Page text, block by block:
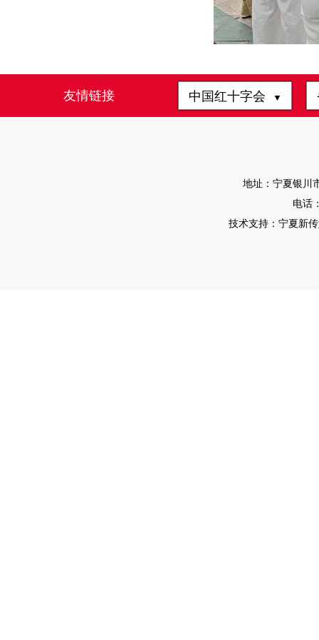
友情链接 中国红十字会 ▼
地址：宁夏银川
电话
技术支持：宁夏新